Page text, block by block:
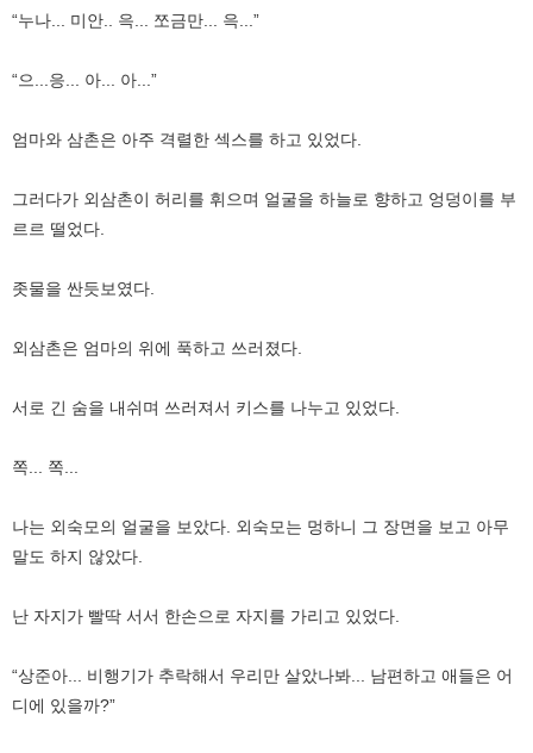
“누나... 미안.. 윽... 쪼금만... 윽...”
“으...응... 아... 아...”
엄마와 삼촌은 아주 격렬한 섹스를 하고 있었다.
그러다가 외삼촌이 허리를 휘으며 얼굴을 하늘로 향하고 엉덩이를 부
르르 떨었다.
좃물을 싼듯보였다.
외삼촌은 엄마의 위에 푹하고 쓰러졌다.
서로 긴 숨을 내쉬며 쓰러져서 키스를 나누고 있었다.
쪽... 쪽...
나는 외숙모의 얼굴을 보았다. 외숙모는 멍하니 그 장면을 보고 아무
말도 하지 않았다.
난 자지가 빨딱 서서 한손으로 자지를 가리고 있었다.
“상준아... 비행기가 추락해서 우리만 살았나봐... 남편하고 애들은 어
디에 있을까?”